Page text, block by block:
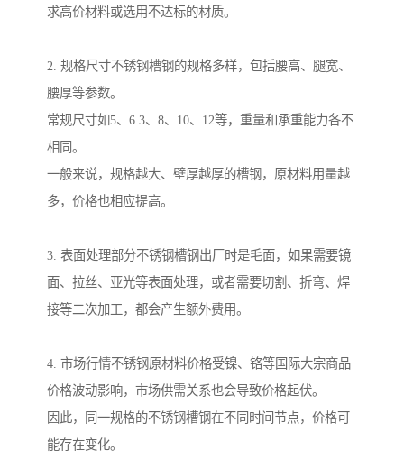
求高价材料或选用不达标的材质。
2. 规格尺寸不锈钢槽钢的规格多样，包括腰高、腿宽、
腰厚等参数。
常规尺寸如5、6.3、8、10、12等，重量和承重能力各不
相同。
一般来说，规格越大、壁厚越厚的槽钢，原材料用量越
多，价格也相应提高。
3. 表面处理部分不锈钢槽钢出厂时是毛面，如果需要镜
面、拉丝、亚光等表面处理，或者需要切割、折弯、焊
接等二次加工，都会产生额外费用。
4. 市场行情不锈钢原材料价格受镍、铬等国际大宗商品
价格波动影响，市场供需关系也会导致价格起伏。
因此，同一规格的不锈钢槽钢在不同时间节点，价格可
能存在变化。